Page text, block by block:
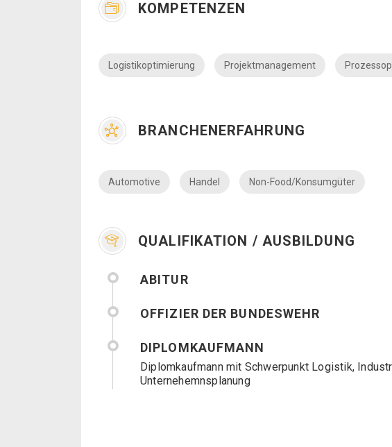
KOMPETENZEN
Logistikoptimierung Projektmanagement
BRANCHENERFAHRUNG
Automotive Handel Non-Food/Konsumgüter
QUALIFIKATION / AUSBILDUNG
ABITUR
OFFIZIER DER BUNDESWEHR
DIPLOMKAUFMANN
Diplomkaufmann mit Schwerpunkt Logistik,
Unternehemnsplanung